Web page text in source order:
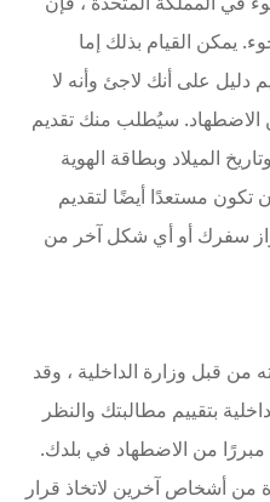
يمكن القيام بذلك إما
دليل على أنك لاجئ وأنه لا
الاضطهاد. سيُطلب منك تقديم
الميلاد وبطاقة الهوية
تكون مستعدًا أيضًا لتقديم
سفرك أو أي شكل آخر من
من قبل وزارة الداخلية ، وقد
بتقييم مطالبتك والنظر
مبررًا من الاضطهاد في بلدك.
من أشخاص آخرين لاتخاذ قرار